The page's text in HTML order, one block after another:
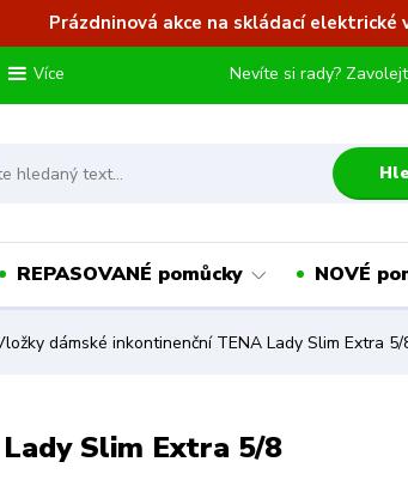
Prázdninová akce na skládací elektrické
Více Nevíte si rady?
REPASOVANÉ pomůcky NOVÉ
dámské inkontinenční TENA Lady Slim Extra 5/
Slim Extra 5/8